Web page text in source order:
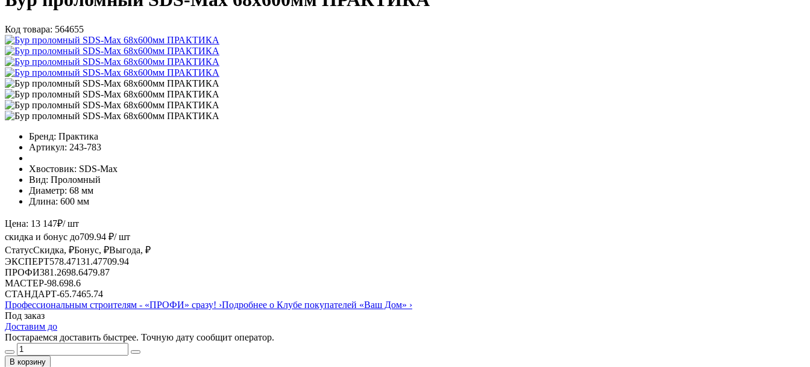
Код товара: 564655
Бренд: Практика
Артикул: 243-783
Хвостовик: SDS-Max
Вид: Проломный
Диаметр: 68 мм
Длина: 600 мм
Цена: 13 147₽/ шт
скидка и бонус до709.94 ₽/ шт
СтатусСкидка, ₽Бонус, ₽Выгода, ₽
ЭКСПЕРТ578.47131.47709.94
ПРОФИ381.2698.6479.87
МАСТЕР-98.698.6
СТАНДАРТ-65.7465.74
Профессиональным строителям - «ПРОФИ» сразу! ›Подробнее о Клубе покупателей «Ваш Дом» ›
Под заказ
Доставим до
Постараемся доставить быстрее. Точную дату сообщит оператор.
В корзину